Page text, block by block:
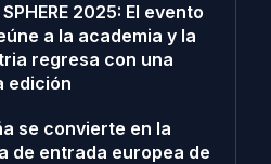
SPHERE 2025: El evento
a la academia y la
regresa con una
edición
se convierte en la
de entrada europea de